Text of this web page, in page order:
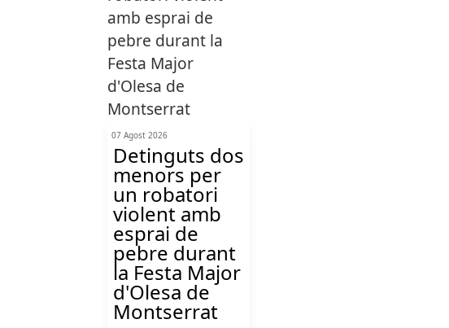
07 Agost 2026
Detinguts dos
menors per
un robatori
violent amb
esprai de
pebre durant
la Festa Major
d'Olesa de
Montserrat